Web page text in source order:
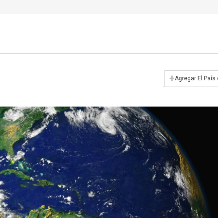
+Agregar El País